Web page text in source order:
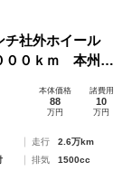
社外ホイール
０ｋｍ 本州使
本体価格
88
万円
諸費用
10
万円
走行
2.6万km
排気
1500cc